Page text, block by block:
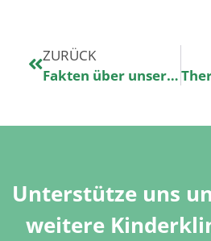
ZURÜCK
Fakten über unsere Frühjahrstour
Unterstütze uns
weitere